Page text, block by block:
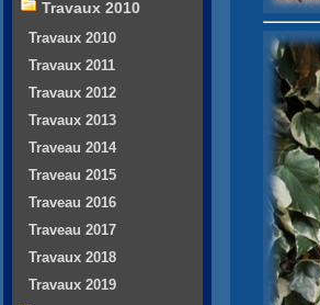
Travaux 2010
Travaux 2010
Travaux 2011
Travaux 2012
Travaux 2013
Traveau 2014
Traveau 2015
Traveau 2016
Traveau 2017
Travaux 2018
Travaux 2019